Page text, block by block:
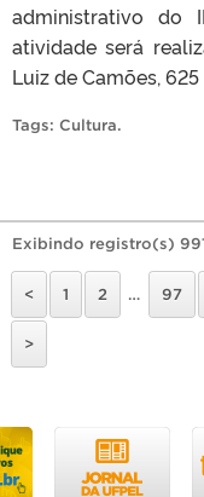
administrativo do
atividade será
Luiz de Camões,
Tags: Cultura.
Exibindo registro(s)
< 1 2 … 97
>